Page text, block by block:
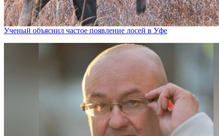
Ученый объяснил частое появление лосей в Уфе